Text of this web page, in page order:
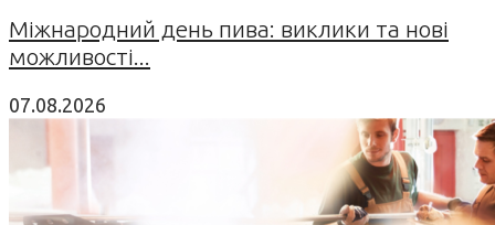
Міжнародний день пива: виклики та нові
можливості...
07.08.2026